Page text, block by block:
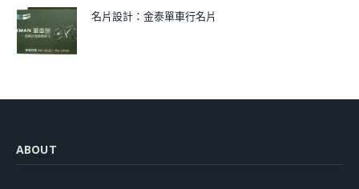
名片設計：金泰單車行名片
ABOUT